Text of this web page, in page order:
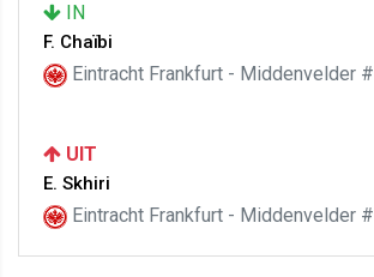
IN
F. Chaïbi
Eintracht Frankfurt - Middenvelder #
UIT
E. Skhiri
Eintracht Frankfurt - Middenvelder #